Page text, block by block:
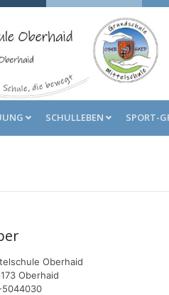
SCHULLEBEN SPORT-
Oberhaid
Oberhaid